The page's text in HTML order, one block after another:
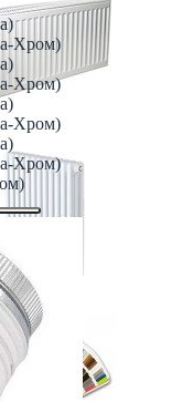
Хром)
Хром)
Хром)
Хром)